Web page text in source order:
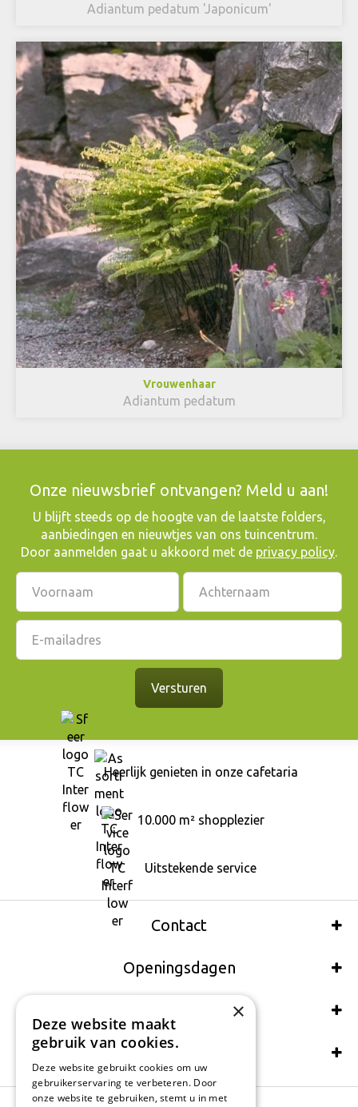
Adiantum pedatum 'Japonicum'
Vrouwenhaar
Adiantum pedatum
Onze nieuwsbrief ontvangen? Meld u aan!
​U blijft steeds op de hoogte van de laatste folders,
aanbiedingen en nieuwtjes van ons tuincentrum.
Door aanmelden gaat u akkoord met de privacy policy.
Heerlijk genieten in onze cafetaria
10.000 m² shopplezier
Uitstekende service
Contact
Openingsdagen
Wij accepteren ook:
Schrijf een recensie
×
Deze website maakt
gebruik van cookies.
Deze website gebruikt cookies om uw
gebruikerservaring te verbeteren. Door
onze website te gebruiken, stemt u in met